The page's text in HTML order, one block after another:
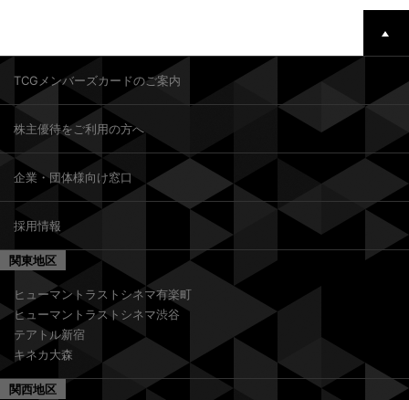
TCGメンバーズカードのご案内
株主優待をご利用の方へ
企業・団体様向け窓口
採用情報
関東地区
ヒューマントラストシネマ有楽町
ヒューマントラストシネマ渋谷
テアトル新宿
キネカ大森
関西地区